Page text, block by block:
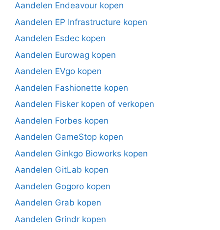
Aandelen Endeavour kopen
Aandelen EP Infrastructure kopen
Aandelen Esdec kopen
Aandelen Eurowag kopen
Aandelen EVgo kopen
Aandelen Fashionette kopen
Aandelen Fisker kopen of verkopen
Aandelen Forbes kopen
Aandelen GameStop kopen
Aandelen Ginkgo Bioworks kopen
Aandelen GitLab kopen
Aandelen Gogoro kopen
Aandelen Grab kopen
Aandelen Grindr kopen